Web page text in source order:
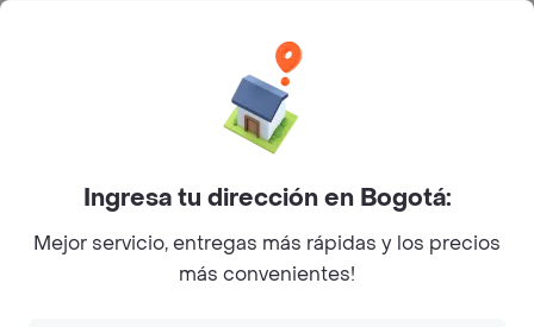
Sobre Rappi
Facebook
Twitter
Instagram
Ingresa tu dirección en Bogotá:
Mejor servicio, entregas más rápidas y los precios
más convenientes!